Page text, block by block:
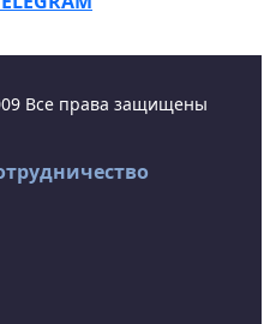
Все права защищены